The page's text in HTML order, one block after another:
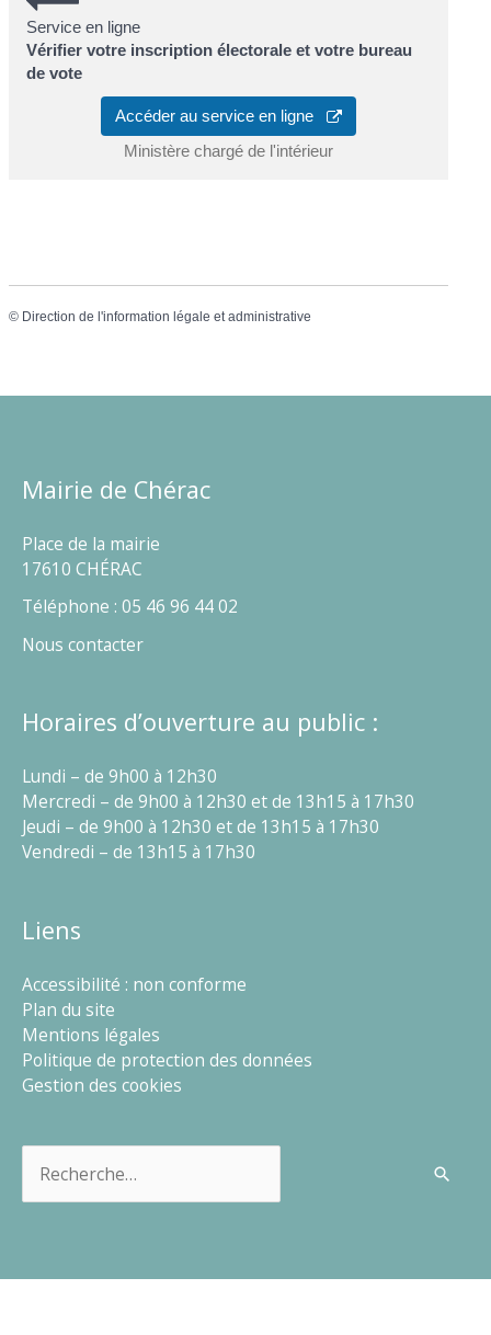
Service en ligne
Vérifier votre inscription électorale et votre bureau
de vote
Accéder au service en ligne
Ministère chargé de l'intérieur
© Direction de l'information légale et administrative
Mairie de Chérac
Place de la mairie
17610 CHÉRAC
Téléphone : 05 46 96 44 02
Nous contacter
Horaires d’ouverture au public :
Lundi – de 9h00 à 12h30
Mercredi – de 9h00 à 12h30 et de 13h15 à 17h30
Jeudi – de 9h00 à 12h30 et de 13h15 à 17h30
Vendredi – de 13h15 à 17h30
Liens
Accessibilité : non conforme
Plan du site
Mentions légales
Politique de protection des données
Gestion des cookies